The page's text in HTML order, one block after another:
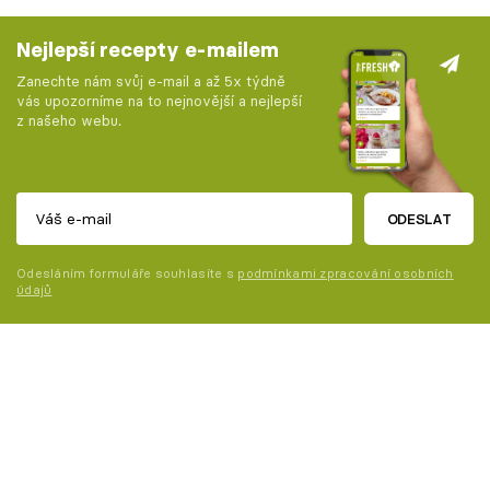
Nejlepší recepty e-mailem
Zanechte nám svůj e-mail a až 5x týdně
vás upozorníme na to nejnovější a nejlepší
z našeho webu.
ODESLAT
Odesláním formuláře souhlasíte s podmínkami zpracování osobních
údajů